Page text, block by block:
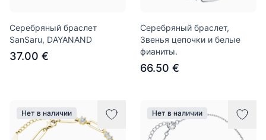
Серебряный браслет
SanSaru, DAYANAND
37.00 €
Серебряный браслет,
Звенья цепочки и белые
фианиты.
66.50 €
Нет в наличии Нет в наличии